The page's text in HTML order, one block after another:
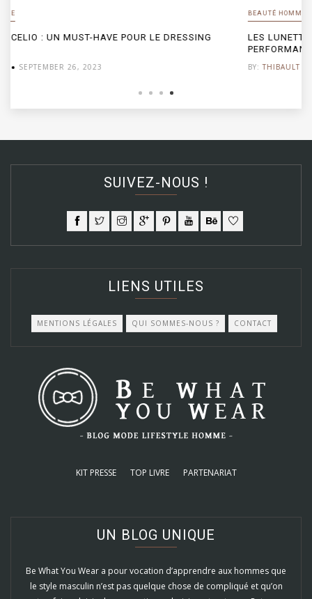
LES LUNETTES OAKLEY : UN CHOIX DE STYLE ET DE
BY:THIBAULT SEPTEMBER 26, 2023
SUIVEZ-NOUS !
LIENS UTILES
MENTIONS LÉGALES QUI SOMMES-NOUS ? CONTACT
KIT PRESSE TOP LIVRE PARTENARIAT
UN BLOG UNIQUE
Be What You Wear a pour vocation d’apprendre aux hommes que
le style masculin n’est pas quelque chose de compliqué et qu’on